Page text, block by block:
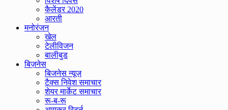
कैलेंडर 2020
आरती
मनोरंजन
खेल
टेलीविजन
बालीबुड
बिज़नेस
बिजनेस न्यूज़
टैक्स निवेश समाचार
शेयर मार्केट समाचार
रू-ब-रू